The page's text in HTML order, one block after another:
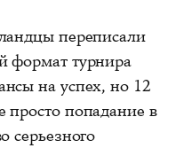
переписали
формат турнира
на успех, но 12
попадание в
серьезного